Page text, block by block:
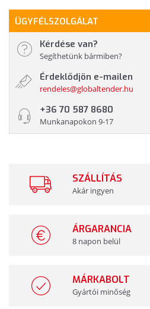
ÜGYFÉLSZOLGÁLAT
Kérdése van?
Segíthetünk bármiben?
Érdeklődjön e-mailen
rendeles@globaltender.hu
+36 70 587 8680
Munkanapokon 9-17
SZÁLLÍTÁS
Akár ingyen
ÁRGARANCIA
8 napon belül
MÁRKABOLT
Gyártói minőség